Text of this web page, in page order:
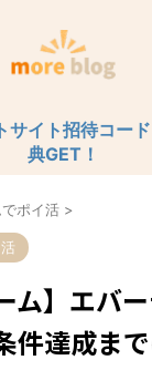
サイト招待コー
典GET！
ポイ活 >
ム】エバ
件達成ま